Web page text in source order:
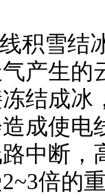
积雪结
产生的
结成冰
成使电
中断，
倍的